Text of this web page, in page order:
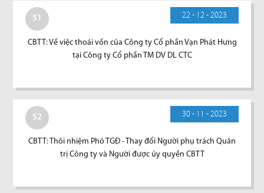
51 22 - 12 - 2023
CBTT: Về việc thoái vốn của Công ty Cổ phần Vạn Phát Hưng
tại Công ty Cổ phần TM DV DL CTC
52 30 - 11 - 2023
CBTT: Thôi nhiệm Phó TGĐ - Thay đổi Người phụ trách Quản
trị Công ty và Người được ủy quyền CBTT